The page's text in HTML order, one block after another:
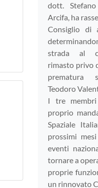
dott.
Arcifa, ha
Consiglio di
strada al
rimasto privo
prematura
Teodoro
I tre
proprio
Spaziale
prossimi
eventi
tornare a
proprie
un rinnovato